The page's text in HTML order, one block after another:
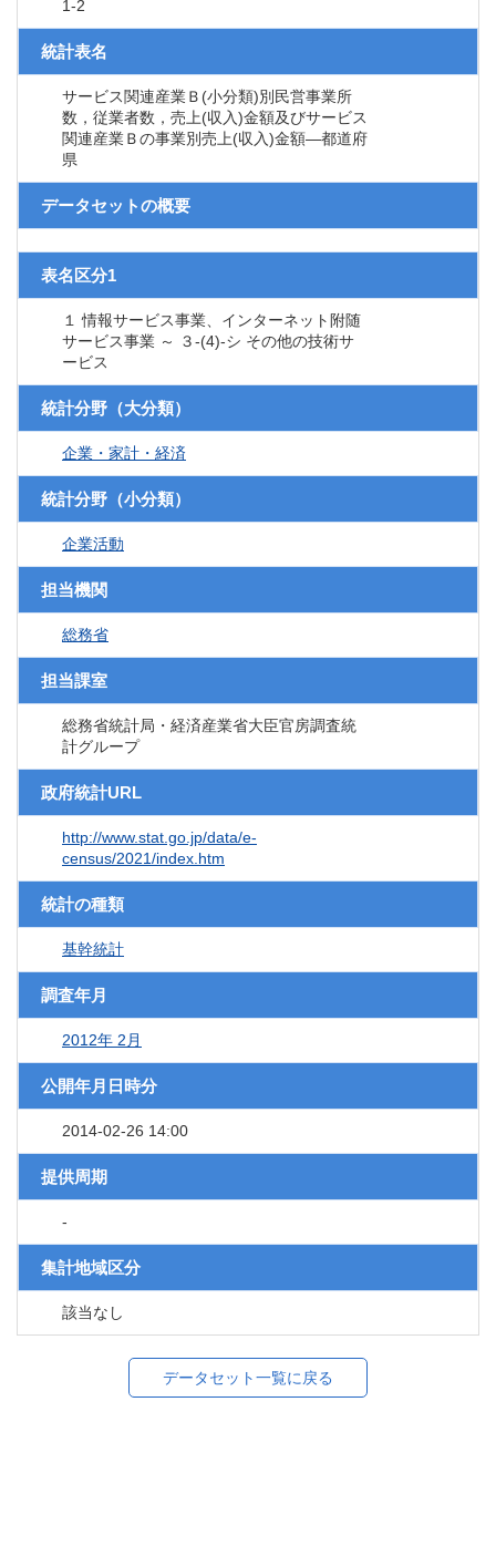
1-2
統計表名
サービス関連産業Ｂ(小分類)別民営事業所
数，従業者数，売上(収入)金額及びサービス
関連産業Ｂの事業別売上(収入)金額―都道府
県
データセットの概要
表名区分1
１ 情報サービス事業、インターネット附随
サービス事業 ～ ３-(4)-シ その他の技術サ
ービス
統計分野（大分類）
企業・家計・経済
統計分野（小分類）
企業活動
担当機関
総務省
担当課室
総務省統計局・経済産業省大臣官房調査統
計グループ
政府統計URL
http://www.stat.go.jp/data/e-
census/2021/index.htm
統計の種類
基幹統計
調査年月
2012年 2月
公開年月日時分
2014-02-26 14:00
提供周期
-
集計地域区分
該当なし
データセット一覧に戻る